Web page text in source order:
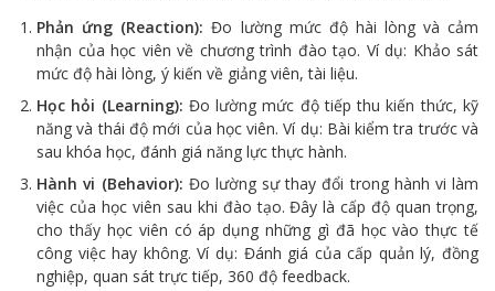
Phản ứng (Reaction): Đo lường mức độ hài lòng và cảm
nhận của học viên về chương trình đào tạo. Ví dụ: Khảo sát
mức độ hài lòng, ý kiến về giảng viên, tài liệu.
Học hỏi (Learning): Đo lường mức độ tiếp thu kiến thức, kỹ
năng và thái độ mới của học viên. Ví dụ: Bài kiểm tra trước và
sau khóa học, đánh giá năng lực thực hành.
Hành vi (Behavior): Đo lường sự thay đổi trong hành vi làm
việc của học viên sau khi đào tạo. Đây là cấp độ quan trọng,
cho thấy học viên có áp dụng những gì đã học vào thực tế
công việc hay không. Ví dụ: Đánh giá của cấp quản lý, đồng
nghiệp, quan sát trực tiếp, 360 độ feedback.